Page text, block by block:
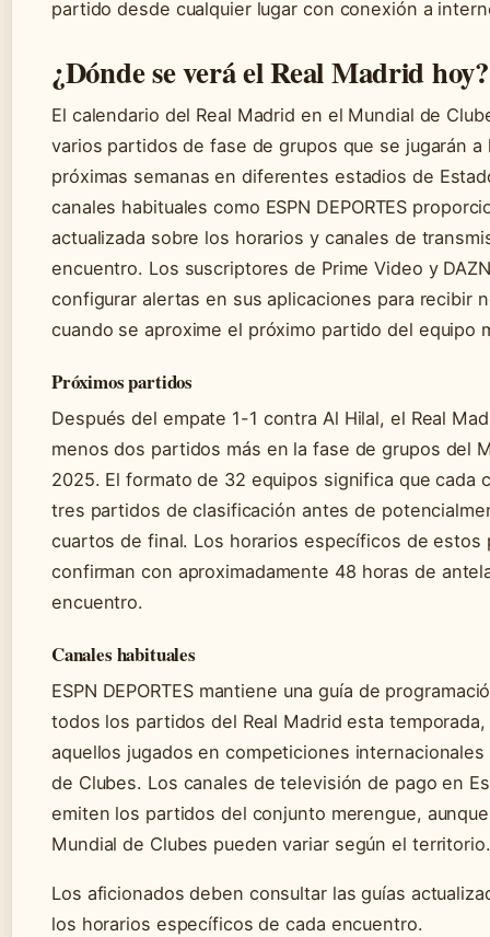
partido desde cualquier lugar con conexión a
¿Dónde se verá el Real Madrid hoy?
El calendario del Real Madrid en el Mundial de
varios partidos de fase de grupos que se jugarán a
próximas semanas en diferentes estadios de
canales habituales como ESPN DEPORTES
actualizada sobre los horarios y canales de
encuentro. Los suscriptores de Prime Video y
configurar alertas en sus aplicaciones para recibir
cuando se aproxime el próximo partido del equipo
Próximos partidos
Después del empate 1-1 contra Al Hilal, el Real
menos dos partidos más en la fase de grupos del
2025. El formato de 32 equipos significa que cada
tres partidos de clasificación antes de
cuartos de final. Los horarios específicos de estos
confirman con aproximadamente 48 horas de
encuentro.
Canales habituales
ESPN DEPORTES mantiene una guía de
todos los partidos del Real Madrid esta
aquellos jugados en competiciones
de Clubes. Los canales de televisión de pago en
emiten los partidos del conjunto merengue,
Mundial de Clubes pueden variar según el territorio.
Los aficionados deben consultar las guías
los horarios específicos de cada encuentro.